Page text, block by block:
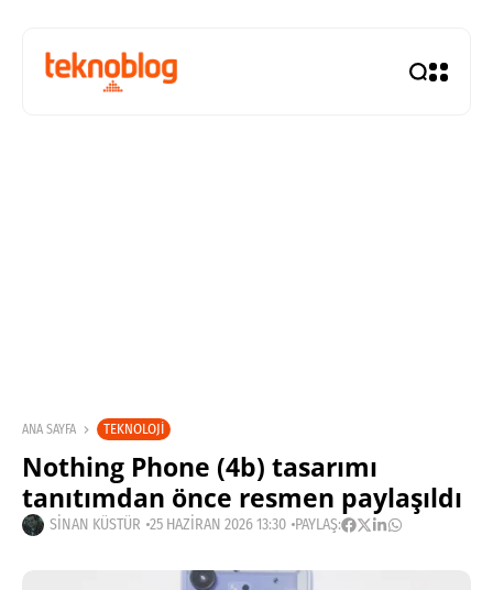
ANA SAYFA TEKNOLOJI
Nothing Phone (4b) tasarımı
tanıtımdan önce resmen paylaşıldı
SINAN KÜSTÜR 25 HAZIRAN 2026 13:30 PAYLAŞ: